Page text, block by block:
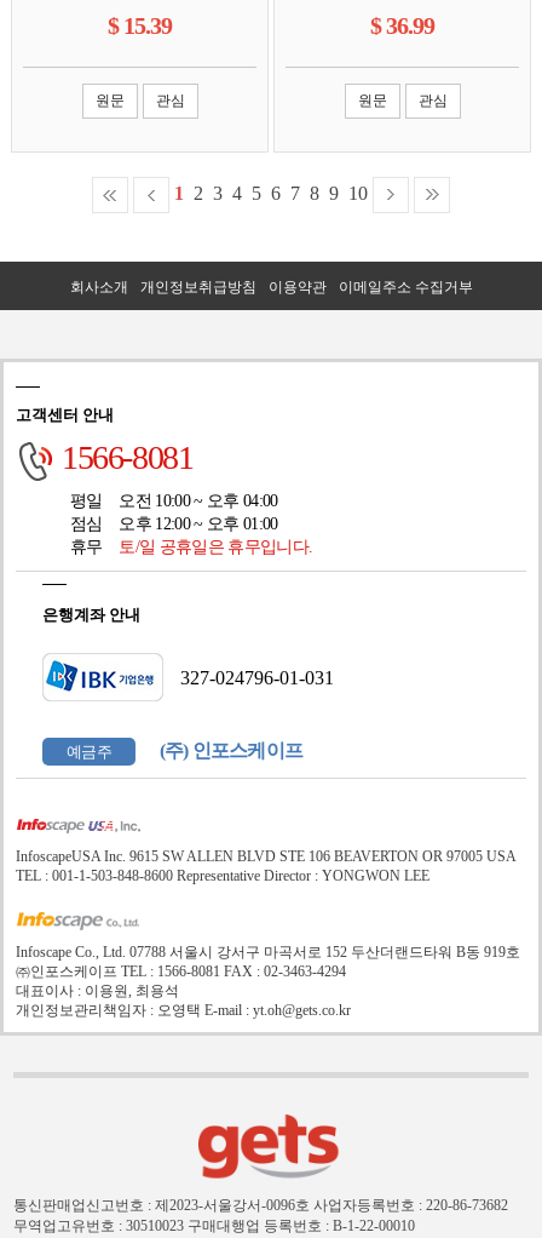
$15.39
원문 관심
$36.99
원문 관심
1 2 3 4 5 6 7 8 9 10
회사소개 개인정보취급방침 이용약관 이메일주소 수집거부
고객센터 안내
1566-8081
평일
오전 10:00 ~ 오후 04:00
점심
오후 12:00 ~ 오후 01:00
휴무
토/일 공휴일은 휴무입니다.
은행계좌 안내
327-024796-01-031
예금주 (주) 인포스케이프
InfoscapeUSA Inc. 9615 SW ALLEN BLVD STE 106 BEAVERTON OR 97005 USA
TEL : 001-1-503-848-8600 Representative Director : YONGWON LEE
Infoscape Co., Ltd. 07788 서울시 강서구 마곡서로 152 두산더랜드타워 B동 919호
㈜인포스케이프 TEL : 1566-8081 FAX : 02-3463-4294
대표이사 : 이용원, 최용석
개인정보관리책임자 : 오영택 E-mail : yt.oh@gets.co.kr
통신판매업신고번호 : 제2023-서울강서-0096호 사업자등록번호 : 220-86-73682
무역업고유번호 : 30510023 구매대행업 등록번호 : B-1-22-00010